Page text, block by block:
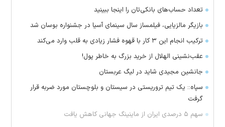
تعداد حساب‌های بانکی‌تان را اینجا ببینید
بازیگر مالزیایی، فیلمساز سال سینمای آسیا در جشنواره بوسان شد
ترکیب انجام این ۳ کار با قهوه فشار زیادی به قلب وارد می‌کند
عقب‌نشینی الهلال از خرید بزرگ به خاطر پول!
جانشین مجیدی شاید در لیگ عربستان
سپاه:: یک تیم تروریستی در سیستان و بلوچستان مورد ضربه قرار
گرفت
سهم ۵ درصدی ایران از ماینینگ جهانی کاهش یافت